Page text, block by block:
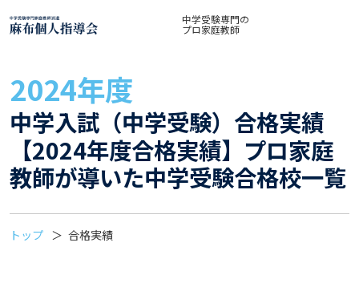
中学受験専門家庭教師派遣 麻布個人指
中学受験専門の
プロ家庭教師
【2024年度合格実績】プロ家庭
教師が導いた中学受験合格校一覧
2024年度
中学入試（中学受験）合格実績
トップ 合格実績